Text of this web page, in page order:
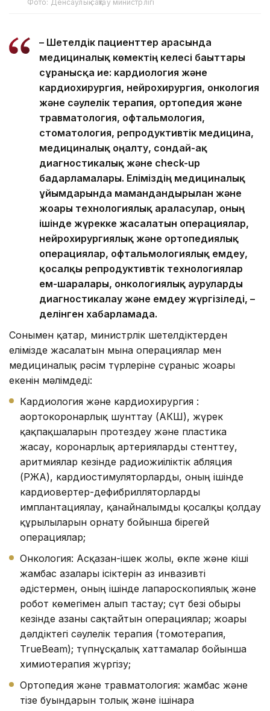
Фото: Денсаулық сақтау министрлігі
– Шетелдік пациенттер арасында
медициналық көмектің келесі бағыттары
сұранысқа ие: кардиология және
кардиохирургия, нейрохирургия, онкология
және сәулелік терапия, ортопедия және
травматология, офтальмология,
стоматология, репродуктивтік медицина,
медициналық оңалту, сондай-ақ
диагностикалық және check-up
бағдарламалары. Еліміздің медициналық
ұйымдарында мамандандырылған және
жоғары технологиялық араласулар, оның
ішінде жүрекке жасалатын операциялар,
нейрохирургиялық және ортопедиялық
операциялар, офтальмологиялық емдеу,
қосалқы репродуктивтік технологиялар
ем-шаралары, онкологиялық ауруларды
диагностикалау және емдеу жүргізіледі, –
делінген хабарламада.
Сонымен қатар, министрлік шетелдіктерден
елімізде жасалатын мына операциялар мен
медициналық рәсім түрлеріне сұраныс жоғары
екенін мәлімдеді:
Кардиология және кардиохирургия :
аортокоронарлық шунттау (АКШ), жүрек
қақпақшаларын протездеу және пластика
жасау, коронарлық артерияларды стенттеу,
аритмиялар кезінде радиожиіліктік абляция
(РЖА), кардиостимуляторларды, оның ішінде
кардиовертер-дефибрилляторларды
имплантациялау, қанайналымды қосалқы қолдау
құрылғыларын орнату бойынша бірегей
операциялар;
Онкология: Асқазан-ішек жолы, өкпе және кіші
жамбас ағзалары ісіктерін аз инвазивті
әдістермен, оның ішінде лапароскопиялық және
робот көмегімен алып тастау; сүт безі обыры
кезінде ағзаны сақтайтын операциялар; жоғары
дәлдіктегі сәулелік терапия (томотерапия,
TrueBeam); түпнұсқалық хаттамалар бойынша
химиотерапия жүргізу;
Ортопедия және травматология: жамбас және
тізе буындарын толық және ішінара